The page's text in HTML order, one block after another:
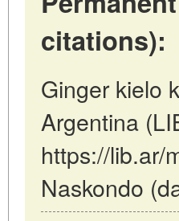
citations):
Ginger kielo
Argentina
https://lib.ar/
Naskondo